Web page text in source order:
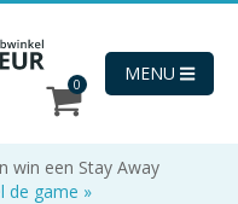
0 MENU
win een Stay Away
de game »